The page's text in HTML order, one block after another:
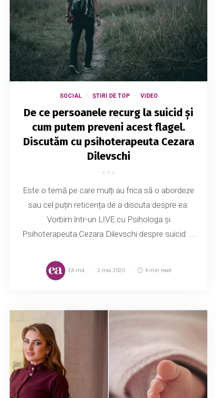
SOCIAL ȘTIRI DE TOP VIDEO
De ce persoanele recurg la suicid și
cum putem preveni acest flagel.
Discutăm cu psihoterapeuta Cezara
Dilevschi
Este o temă pe care mulți au frica să o abordeze
sau cel puțin reticența de a discuta despre ea.
Vorbim într-un LIVE cu Psihologa și
Psihoterapeuta Cezara Dilevschi despre suicid: ...
EA.md 2 mai 2020 4 min read